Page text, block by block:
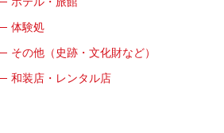
体験処
その他（史跡・文化財など）
和装店・レンタル店